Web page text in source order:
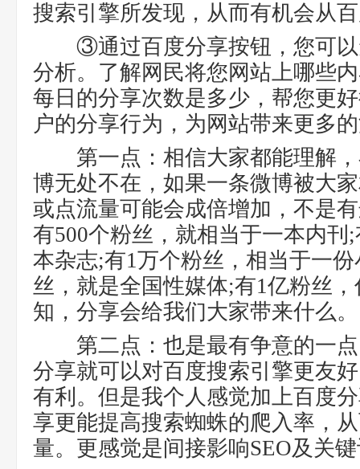
搜索引擎所发现，从而有机会从
③通过百度分享按钮，您可以
分析。了解网民将您网站上哪些
每日的分享次数是多少，帮您更
户的分享行为，为网站带来更多
第一点：相信大家都能理解，
博无处不在，如果一条微博被大
或点流量可能会成倍增加，不是
有500个粉丝，就相当于一本内刊
本杂志;有1万个粉丝，相当于一
丝，就是全国性媒体;有1亿粉丝
知，分享会给我们大家带来什么。
第二点：也是最有争意的一点
分享就可以对百度搜索引擎更友
有利。但是我个人感觉加上百度
享更能提高搜索蜘蛛的爬入率，
量。更感觉是间接影响SEO及关